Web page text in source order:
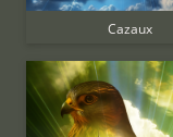
Cazaux